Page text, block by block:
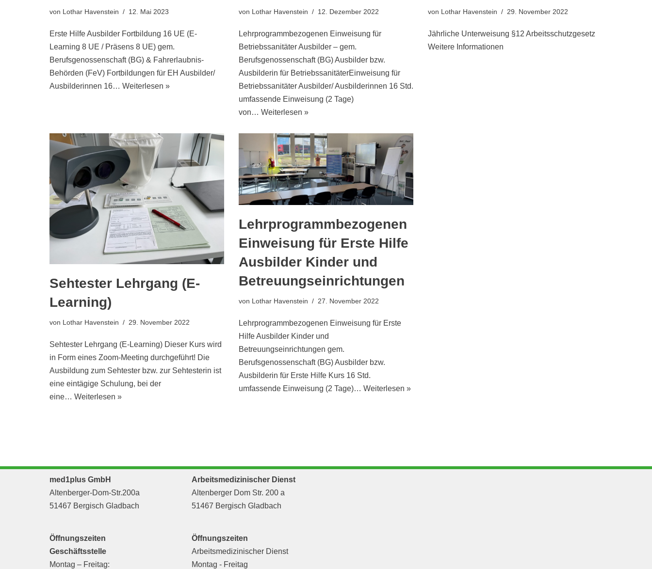
von Lothar Havenstein 12. Mai 2023
Erste Hilfe Ausbilder Fortbildung 16 UE (E-
Learning 8 UE / Präsens 8 UE) gem.
Berufsgenossenschaft (BG) & Fahrerlaubnis-
Behörden (FeV) Fortbildungen für EH Ausbilder/
Ausbilderinnen 16… Weiterlesen »
von Lothar Havenstein 12. Dezember 2022
Lehrprogrammbezogenen Einweisung für
Betriebssanitäter Ausbilder – gem.
Berufsgenossenschaft (BG) Ausbilder bzw.
Ausbilderin für BetriebssanitäterEinweisung für
Betriebssanitäter Ausbilder/ Ausbilderinnen 16 Std.
umfassende Einweisung (2 Tage)
von… Weiterlesen »
von Lothar Havenstein 29. November 2022
Jährliche Unterweisung §12 Arbeitsschutzgesetz
Weitere Informationen
Sehtester Lehrgang (E-
Learning)
von Lothar Havenstein 29. November 2022
Sehtester Lehrgang (E-Learning) Dieser Kurs wird
in Form eines Zoom-Meeting durchgeführt! Die
Ausbildung zum Sehtester bzw. zur Sehtesterin ist
eine eintägige Schulung, bei der
eine… Weiterlesen »
Lehrprogrammbezogenen
Einweisung für Erste Hilfe
Ausbilder Kinder und
Betreuungseinrichtungen
von Lothar Havenstein 27. November 2022
Lehrprogrammbezogenen Einweisung für Erste
Hilfe Ausbilder Kinder und
Betreuungseinrichtungen gem.
Berufsgenossenschaft (BG) Ausbilder bzw.
Ausbilderin für Erste Hilfe Kurs 16 Std.
umfassende Einweisung (2 Tage)… Weiterlesen »
med1plus GmbH
Altenberger-Dom-Str.200a
51467 Bergisch Gladbach
Öffnungszeiten
Geschäftsstelle
Montag – Freitag:
Arbeitsmedizinischer Dienst
Altenberger Dom Str. 200 a
51467 Bergisch Gladbach
Öffnungszeiten
Arbeitsmedizinischer Dienst
Montag - Freitag